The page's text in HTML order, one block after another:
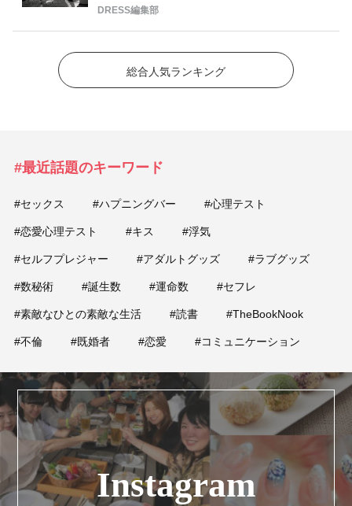
DRESS編集部
総合人気ランキング
#最近話題のキーワード
#セックス #ハプニングバー #心理テスト
#恋愛心理テスト #キス #浮気
#セルフプレジャー #アダルトグッズ #ラブグッズ
#数秘術 #誕生数 #運命数 #セフレ
#素敵なひとの素敵な生活 #読書 #TheBookNook
#不倫 #既婚者 #恋愛 #コミュニケーション
Instagram